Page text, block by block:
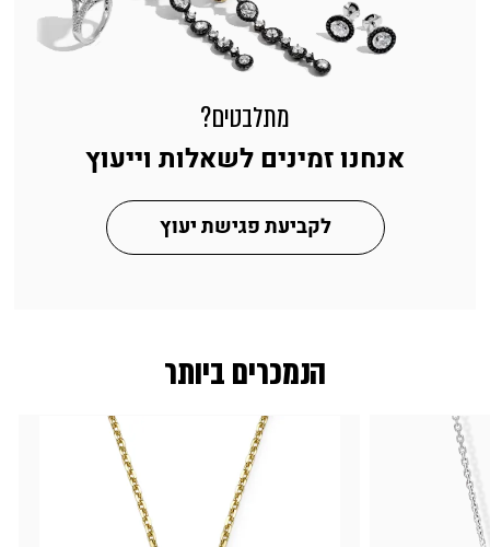
הנמכרים ביותר
מתלבטים?
אנחנו זמינים לשאלות וייעוץ
לקביעת פגישת יעוץ